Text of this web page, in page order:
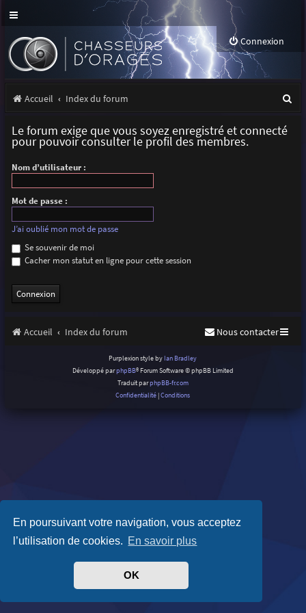
En poursuivant votre navigation, vous acceptez
l’utilisation de cookies. En savoir plus
OK
Connexion
Accueil Index du forum
Le forum exige que vous soyez enregistré et connecté
pour pouvoir consulter le profil des membres.
Nom d’utilisateur :
Mot de passe :
J’ai oublié mon mot de passe
Se souvenir de moi
Cacher mon statut en ligne pour cette session
Accueil Index du forum Nous contacter
Purplexion style by Ian Bradley
Développé parphpBB® Forum Software © phpBB Limited
Traduit parphpBB-fr.com
Confidentialité |Conditions